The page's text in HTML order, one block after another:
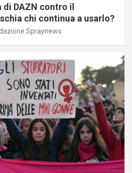
DAZN contro il
chi continua a usarlo?
Spraynews